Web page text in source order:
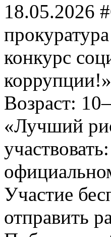
18.05.2026
конкурс
Возраст:
«Лучший
Участие
отправить